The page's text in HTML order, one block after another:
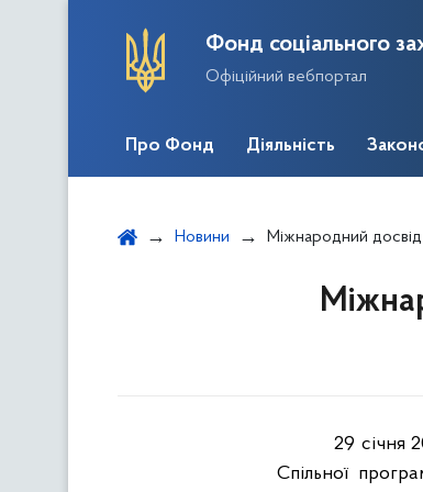
Фонд соціального
Офіційний вебпортал
Про Фонд Діяльність
Новини Міжнародний
29 січня 2015
Спільної